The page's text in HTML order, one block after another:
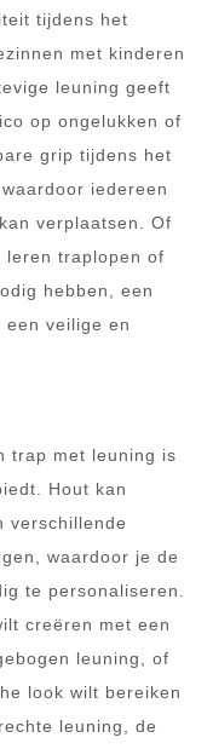
tijdens het
met kinderen
leuning geeft
op ongelukken of
grip tijdens het
iedereen
verplaatsen. Of
leren traplopen of
hebben, een
veilige en
trap met leuning is
Hout kan
verschillende
waardoor je de
te personaliseren.
creëren met een
leuning, of
look wilt bereiken
leuning, de